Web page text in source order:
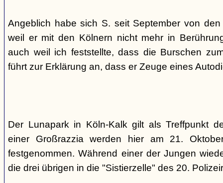
Angeblich habe sich S. seit September von
weil er mit den Kölnern nicht mehr in
auch weil ich feststellte, dass die Burschen
führt zur Erklärung an, dass er Zeuge eines
Der Lunapark in Köln-Kalk gilt als Treffpunkt
einer Großrazzia werden hier am 21.
festgenommen. Während einer der Jungen
die drei übrigen in die "Sistierzelle" des 20.